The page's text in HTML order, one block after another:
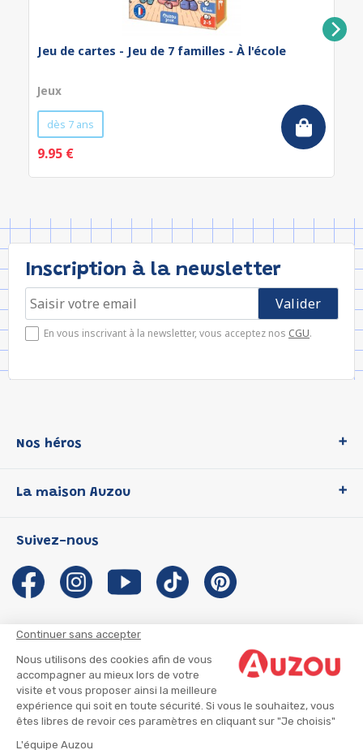
Continuer sans accepter
Nous utilisons des cookies afin de vous
accompagner au mieux lors de votre
visite et vous proposer ainsi la meilleure
expérience qui soit en toute sécurité. Si vous le souhaitez, vous
êtes libres de revoir ces paramètres en cliquant sur "Je choisis"
L'équipe Auzou
Jeu de cartes - Jeu de 7 familles - À l'école
Jeux
dès 7 ans
9.95 €
Inscription à la newsletter
En vous inscrivant à la newsletter, vous acceptez nos CGU.
Nos héros
P'tit Loup
Les Influenceuses
Migali
Petite Taupe
La maison Auzou
Notre histoire
Auzou s'engage
Auteurs et illustrateurs Auzou
Suivre mon colis
Infos consommateur
Suivez-nous
CGU
CGV
Mentions légales